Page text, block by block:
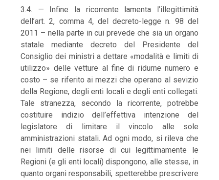
3.4. — Infine la ricorrente lamenta l’illegittimità
dell’art. 2, comma 4, del decreto-legge n. 98 del
2011 – nella parte in cui prevede che sia un organo
statale mediante decreto del Presidente del
Consiglio dei ministri a dettare «modalità e limiti di
utilizzo» delle vetture al fine di ridurne numero e
costo – se riferito ai mezzi che operano al sevizio
della Regione, degli enti locali e degli enti collegati.
Tale stranezza, secondo la ricorrente, potrebbe
costituire indizio dell’effettiva intenzione del
legislatore di limitare il vincolo alle sole
amministrazioni statali. Ad ogni modo, si rileva che
nei limiti delle risorse di cui legittimamente le
Regioni (e gli enti locali) dispongono, alle stesse, in
quanto organi responsabili, spetterebbe prescrivere